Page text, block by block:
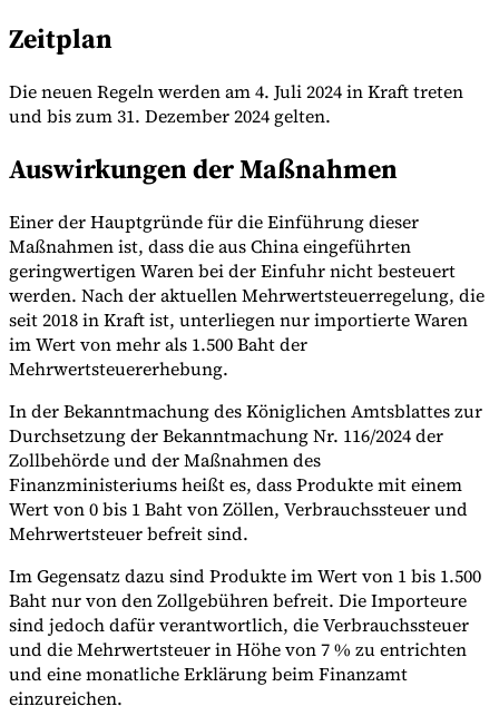
Werkzeuge
NummernprüferTracker für E-Rechnungs-Mandate
Experts
Unsere AutorenBeitragender werdenWählen Sie einen Experten
Zeitplan
Die neuen Regeln werden am 4. Juli 2024 in Kraft treten
und bis zum 31. Dezember 2024 gelten.
Auswirkungen der Maßnahmen
Einer der Hauptgründe für die Einführung dieser
Maßnahmen ist, dass die aus China eingeführten
geringwertigen Waren bei der Einfuhr nicht besteuert
werden. Nach der aktuellen Mehrwertsteuerregelung, die
seit 2018 in Kraft ist, unterliegen nur importierte Waren
im Wert von mehr als 1.500 Baht der
Mehrwertsteuererhebung.
In der Bekanntmachung des Königlichen Amtsblattes zur
Durchsetzung der Bekanntmachung Nr. 116/2024 der
Zollbehörde und der Maßnahmen des
Finanzministeriums heißt es, dass Produkte mit einem
Wert von 0 bis 1 Baht von Zöllen, Verbrauchssteuer und
Mehrwertsteuer befreit sind.
Im Gegensatz dazu sind Produkte im Wert von 1 bis 1.500
Baht nur von den Zollgebühren befreit. Die Importeure
sind jedoch dafür verantwortlich, die Verbrauchssteuer
und die Mehrwertsteuer in Höhe von 7 % zu entrichten
und eine monatliche Erklärung beim Finanzamt
einzureichen.